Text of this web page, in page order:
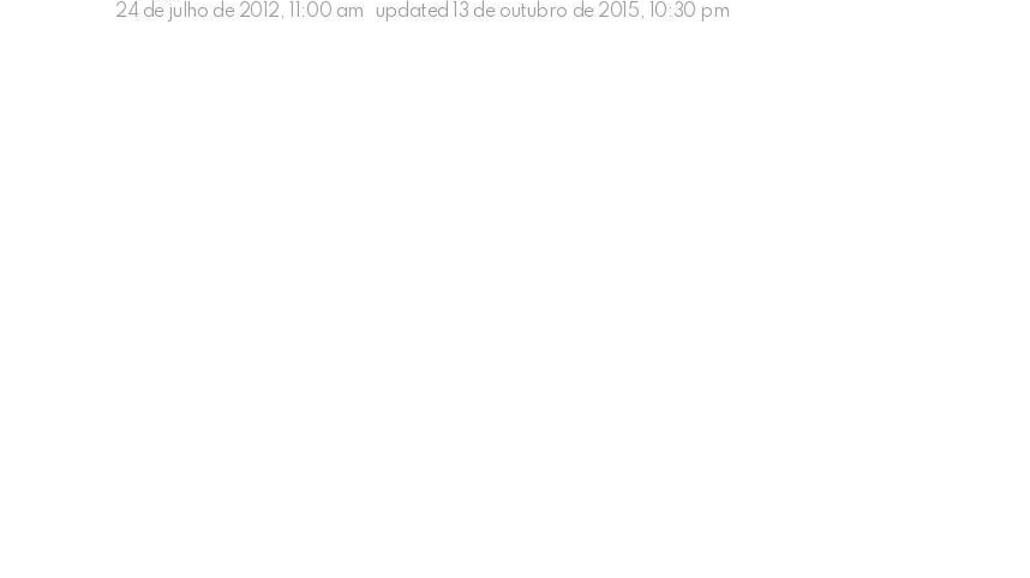
24 de julho de 2012, 11:00 am updated 13 de outubro de 2015, 10:30 pm